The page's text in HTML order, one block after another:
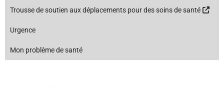
Trousse de soutien aux déplacements pour des soins de santé
Urgence
Mon problème de santé